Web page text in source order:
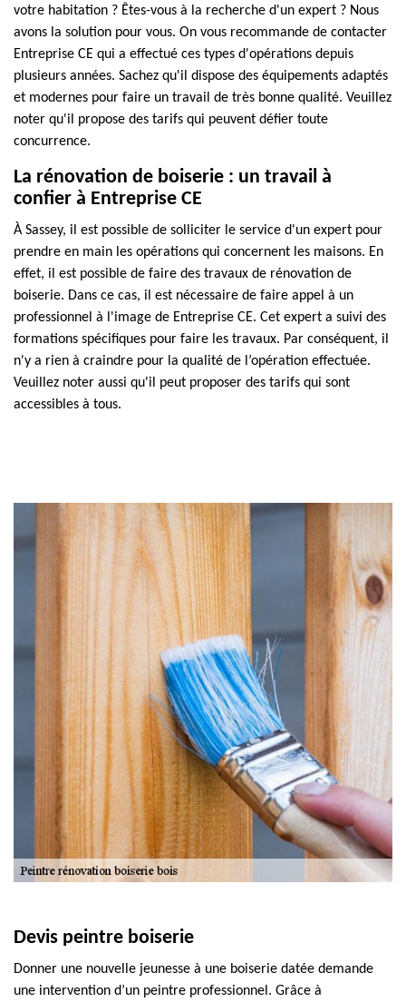
votre habitation ? Êtes-vous à la recherche d'un expert ? Nous
avons la solution pour vous. On vous recommande de contacter
Entreprise CE qui a effectué ces types d'opérations depuis
plusieurs années. Sachez qu'il dispose des équipements adaptés
et modernes pour faire un travail de très bonne qualité. Veuillez
noter qu'il propose des tarifs qui peuvent défier toute
concurrence.
La rénovation de boiserie : un travail à
confier à Entreprise CE
À Sassey, il est possible de solliciter le service d'un expert pour
prendre en main les opérations qui concernent les maisons. En
effet, il est possible de faire des travaux de rénovation de
boiserie. Dans ce cas, il est nécessaire de faire appel à un
professionnel à l'image de Entreprise CE. Cet expert a suivi des
formations spécifiques pour faire les travaux. Par conséquent, il
n'y a rien à craindre pour la qualité de l’opération effectuée.
Veuillez noter aussi qu'il peut proposer des tarifs qui sont
accessibles à tous.
Devis peintre boiserie
Donner une nouvelle jeunesse à une boiserie datée demande
une intervention d’un peintre professionnel. Grâce à